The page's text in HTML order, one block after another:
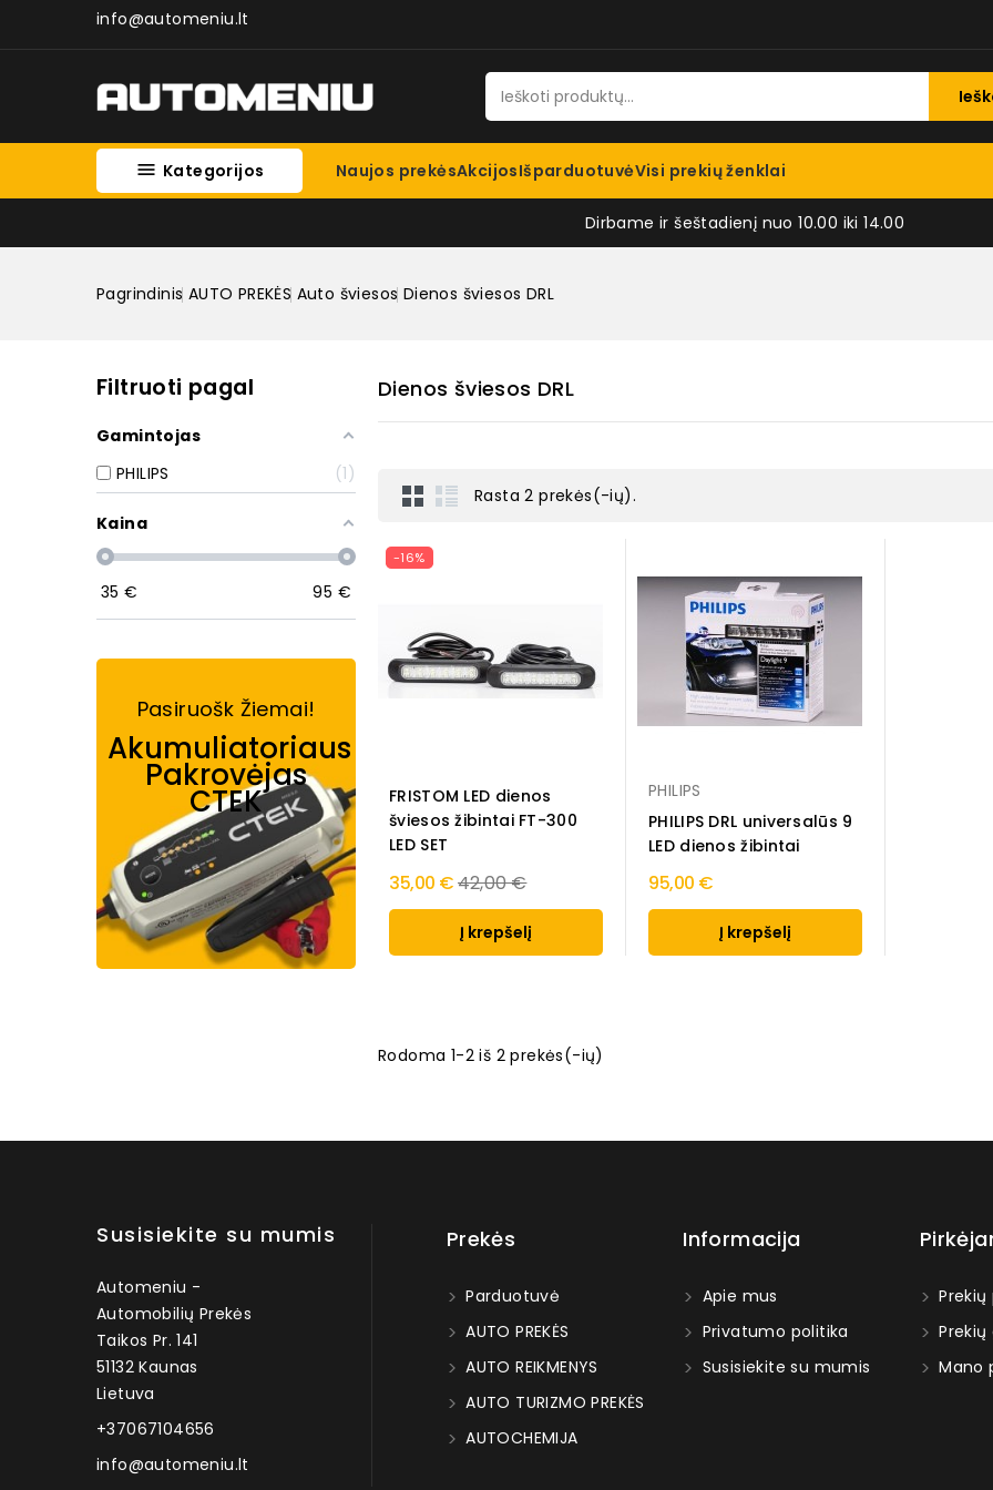
info@automeniu.lt
 Kategorijos Naujos prekėsAkcijosIšparduotuvėVisi prekių ženklai
Dirbame ir šeštadienį nuo 10.00 iki 14.00
Pagrindinis AUTO PREKĖS Auto šviesos Dienos šviesos DRL
Filtruoti pagal
Gamintojas
PHILIPS
1
Kaina
35 € 95 €
Pasiruošk Žiemai!
Akumuliatoriaus
Pakrovėjas
CTEK
Dienos šviesos DRL
Rasta 2 prekės(-ių).
-16%
FRISTOM LED dienos
šviesos žibintai FT-300
LED SET
35,00 €Regular
price
42,00 €
Į krepšelį
PHILIPS
PHILIPS DRL universalūs 9
LED dienos žibintai
95,00 €
Į krepšelį
Rodoma 1-2 iš 2 prekės(-ių)
Susisiekite su mumis
Automeniu -
Automobilių Prekės
Taikos Pr. 141
51132 Kaunas
Lietuva
+37067104656
info@automeniu.lt
Prekės
Parduotuvė
AUTO PREKĖS
AUTO REIKMENYS
AUTO TURIZMO PREKĖS
AUTOCHEMIJA
Informacija
Apie mus
Privatumo politika
Susisiekite su mumis
Mano